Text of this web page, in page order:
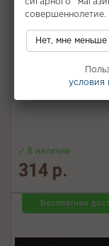
Табак для
Pineapple Mango
манго) 30г
✓ В наличии
314 р.
Бесплатная
сигарного
совершеннолетие.
Нет, мне меньше
условия